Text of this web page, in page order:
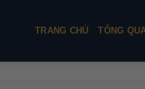
TRANG CHỦ TỔNG